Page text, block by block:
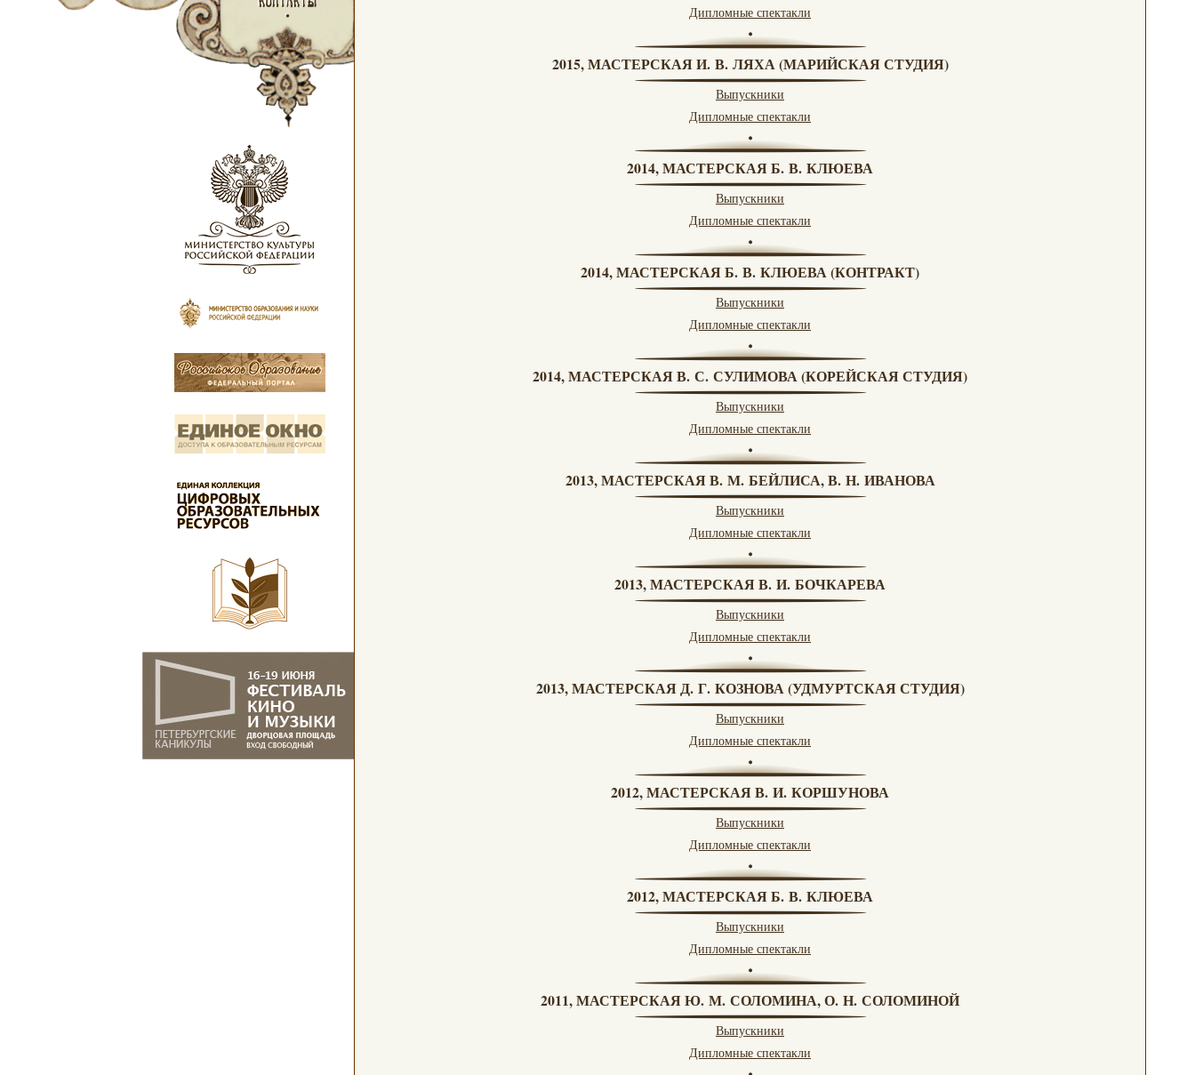
Дипломные спектакли
2015, МАСТЕРСКАЯ И. В. ЛЯХА (МАРИЙСКАЯ СТУДИЯ)
Выпускники
Дипломные спектакли
2014, МАСТЕРСКАЯ Б. В. КЛЮЕВА
Выпускники
Дипломные спектакли
2014, МАСТЕРСКАЯ Б. В. КЛЮЕВА (КОНТРАКТ)
Выпускники
Дипломные спектакли
2014, МАСТЕРСКАЯ В. С. СУЛИМОВА (КОРЕЙСКАЯ СТУДИЯ)
Выпускники
Дипломные спектакли
2013, МАСТЕРСКАЯ В. М. БЕЙЛИСА, В. Н. ИВАНОВА
Выпускники
Дипломные спектакли
2013, МАСТЕРСКАЯ В. И. БОЧКАРЕВА
Выпускники
Дипломные спектакли
2013, МАСТЕРСКАЯ Д. Г. КОЗНОВА (УДМУРТСКАЯ СТУДИЯ)
Выпускники
Дипломные спектакли
2012, МАСТЕРСКАЯ В. И. КОРШУНОВА
Выпускники
Дипломные спектакли
2012, МАСТЕРСКАЯ Б. В. КЛЮЕВА
Выпускники
Дипломные спектакли
2011, МАСТЕРСКАЯ Ю. М. СОЛОМИНА, О. Н. СОЛОМИНОЙ
Выпускники
Дипломные спектакли